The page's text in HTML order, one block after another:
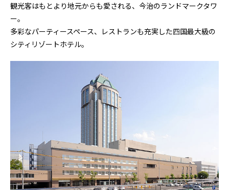
観光客はもとより地元からも愛される、今治のランドマークタワ
ー。
多彩なパーティースペース、レストランも充実した四国最大級の
シティリゾートホテル。